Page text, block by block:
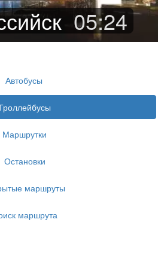
05:24
Автобусы
Маршрутки
Остановки
маршруты
маршрута